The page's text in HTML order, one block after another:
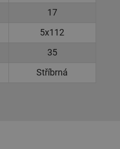
17
5x112
35
Stříbrná